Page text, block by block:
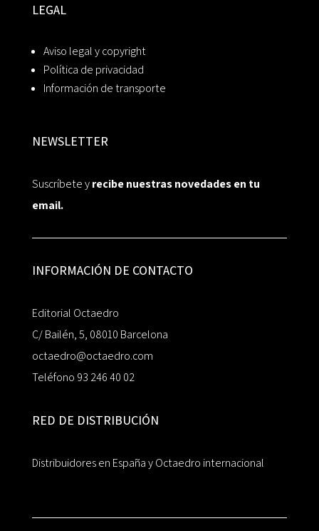
LEGAL
Aviso legal y copyright
Política de privacidad
Información de transporte
NEWSLETTER
Suscríbete yrecibe nuestras novedades en tu
email.
INFORMACIÓN DE CONTACTO
Editorial Octaedro
C/ Bailén, 5, 08010 Barcelona
octaedro@octaedro.com
Teléfono 93 246 40 02
RED DE DISTRIBUCIÓN
Distribuidores en España y Octaedro internacional